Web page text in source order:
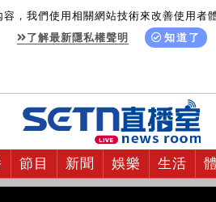
，我們使用相關網站技術來改善使用者
了解最新隱私權聲明
知道了
節目 新聞 娛樂 生活